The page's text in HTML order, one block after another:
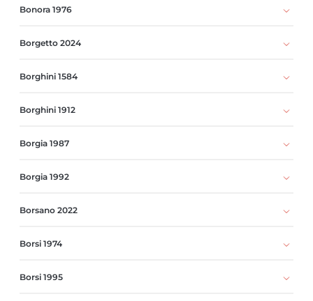
Bonora 1976
Borgetto 2024
Borghini 1584
Borghini 1912
Borgia 1987
Borgia 1992
Borsano 2022
Borsi 1974
Borsi 1995